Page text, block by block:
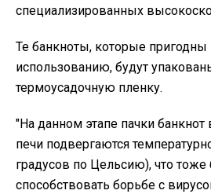
специализированных
Те банкноты, которые
использованию, будут
термоусадочную пленку.
"На данном этапе пачки банкнот
печи подвергаются
градусов по Цельсию), что тоже
способствовать борьбе с